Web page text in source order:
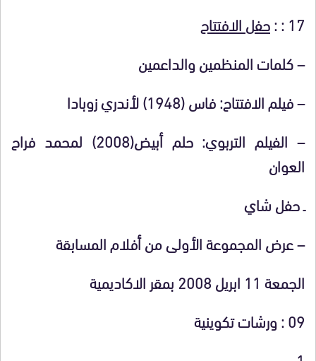
17 : :
حفل الافتتاح
– كلمات المنظمين والداعمين
– فيلم الافتتاح:فاس (1948)
لأندري زوبادا
– الفيلم التربوي:حلم أبيض
(2008) لمحمد فراح
العوان
ـ حفل شاي
– عرض المجموعة الأولى من أفلام المسابقة
الجمعة 11 ابريل 2008 بمقر الاكاديمية
09
:ورشات تكوينية